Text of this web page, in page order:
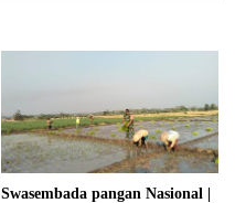
Swasembada pangan Nasional |